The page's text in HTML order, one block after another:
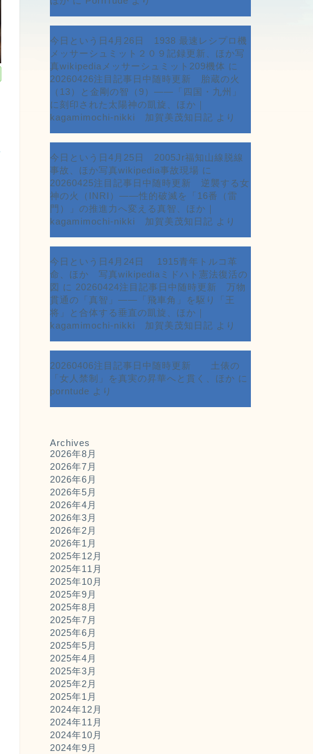
今日という日4月26日 1938 最速レシプロ機
メッサーシュミット２０９記録更新、ほか写
真wikipediaメッサーシュミット209機体 に
20260426注目記事日中随時更新 胎蔵の火
（13）と金剛の智（9）――「四国・九州」
に刻印された太陽神の凱旋、ほか｜
kagamimochi-nikki 加賀美茂知日記 より
今日という日4月25日 2005Jr福知山線脱線
事故、ほか写真wikipedia事故現場 に
20260425注目記事日中随時更新 逆襲する女
神の火（INRI）――性的破滅を「16番（雷
門）」の推進力へ変える真智、ほか｜
kagamimochi-nikki 加賀美茂知日記 より
今日という日4月24日 1915青年トルコ革
命、ほか 写真wikipediaミドハト憲法復活の
図 に 20260424注目記事日中随時更新 万物
貫通の「真智」――「飛車角」を駆り「王
将」と合体する垂直の凱旋、ほか｜
kagamimochi-nikki 加賀美茂知日記 より
20260406注目記事日中随時更新 土俵の
「女人禁制」を真実の昇華へと貫く、ほか に
porntude より
Archives
2026年8月
2026年7月
2026年6月
2026年5月
2026年4月
2026年3月
2026年2月
2026年1月
2025年12月
2025年11月
2025年10月
2025年9月
2025年8月
2025年7月
2025年6月
2025年5月
2025年4月
2025年3月
2025年2月
2025年1月
2024年12月
2024年11月
2024年10月
2024年9月